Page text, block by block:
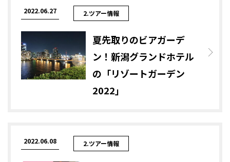
2022.06.27 2.ツアー情報
夏先取りのビアガーデ
ン！新潟グランドホテル
の「リゾートガーデン
2022」
2022.06.08 2.ツアー情報